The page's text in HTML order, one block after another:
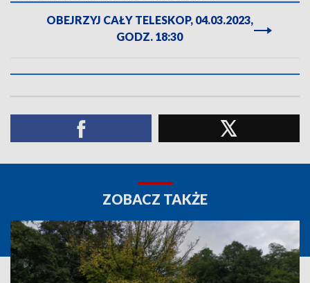
OBEJRZYJ CAŁY TELESKOP, 04.03.2023,
GODZ. 18:30
ZOBACZ TAKŻE